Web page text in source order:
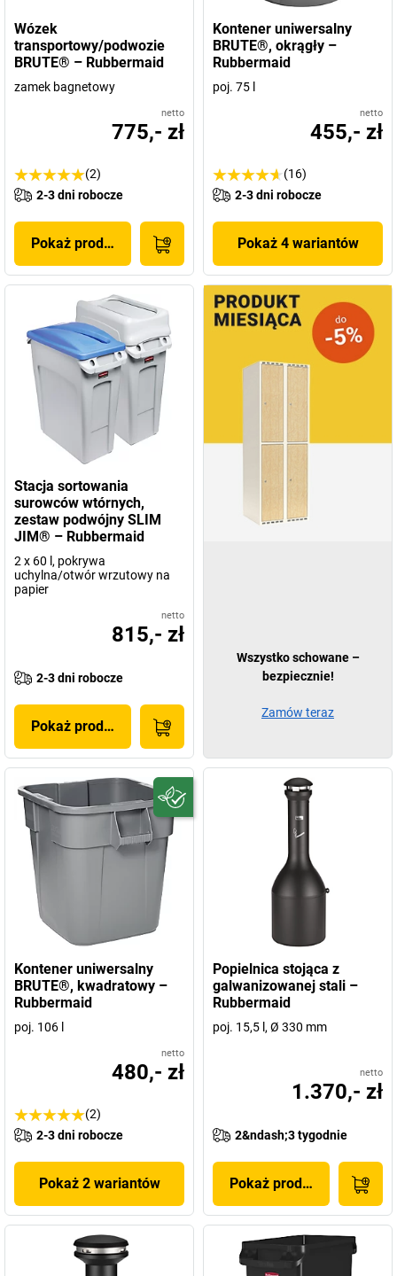
Wózek
transportowy/podwozie
BRUTE® – Rubbermaid
zamek bagnetowy
netto
775,- zł
(2)
2-3 dni robocze
Pokaż produkt
Kontener uniwersalny
BRUTE®, okrągły –
Rubbermaid
poj. 75 l
netto
455,- zł
(16)
2-3 dni robocze
Pokaż 4 wariantów
Stacja sortowania
surowców wtórnych,
zestaw podwójny SLIM
JIM® – Rubbermaid
2 x 60 l, pokrywa
uchylna/otwór wrzutowy na
papier
netto
815,- zł
2-3 dni robocze
Pokaż produkt
Kontener uniwersalny
BRUTE®, kwadratowy –
Rubbermaid
poj. 106 l
netto
480,- zł
(2)
2-3 dni robocze
Pokaż 2 wariantów
Popielnica stojąca z
galwanizowanej stali –
Rubbermaid
poj. 15,5 l, Ø 330 mm
netto
1.370,- zł
2&ndash;3 tygodnie
Pokaż produkt
Wszystko schowane –
bezpiecznie!
Zamów teraz